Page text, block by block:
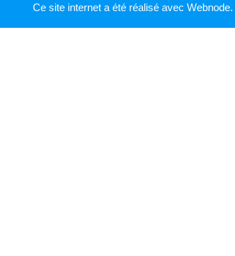
Ce site internet a été réalisé avec Webnode.